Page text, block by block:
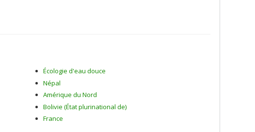
Écologie d'eau douce
Népal
Amérique du Nord
Bolivie (État plurinational de)
France